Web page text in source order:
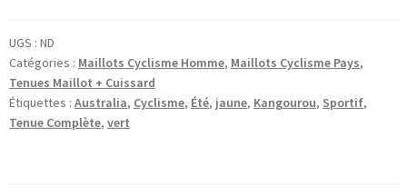
vélo
manches
courtes
été
UGS : ND
Catégories : Maillots Cyclisme Homme, Maillots Cyclisme Pays,
Tenues Maillot + Cuissard
Étiquettes : Australia, Cyclisme, Été, jaune, Kangourou, Sportif,
Tenue Complète, vert